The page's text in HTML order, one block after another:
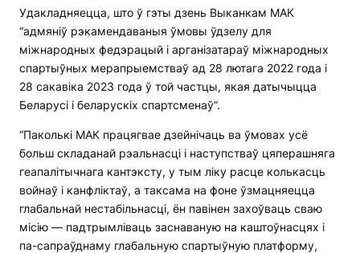
Удакладняецца, што ў гэты дзень Выканкам МАК
“адмяніў рэкамендаваныя ўмовы ўдзелу для
міжнародных федэрацый і арганізатараў міжнародных
спартыўных мерапрыемстваў ад 28 лютага 2022 года і
28 сакавіка 2023 года ў той частцы, якая датычыцца
Беларусі і беларускіх спартсменаў”.
“Паколькі МАК працягвае дзейнічаць ва ўмовах усё
больш складанай рэальнасці і наступстваў цяперашняга
геапалітычнага кантэксту, у тым ліку расце колькасць
войнаў і канфліктаў, а таксама на фоне ўзмацняецца
глабальнай нестабільнасці, ён павінен захоўваць сваю
місію — падтрымліваць заснаваную на каштоўнасцях і
па-сапраўднаму глабальную спартыўную платформу,